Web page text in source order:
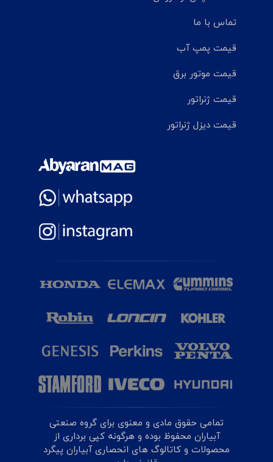
تماس با ما
قیمت پمپ آب
قیمت موتور برق
قیمت ژنراتور
قیمت دیزل ژنراتور
تمامی حقوق مادی و معنوی برای گروه صنعتی
آبیاران محفوظ بوده و هرگونه کپی برداری از
محصولات و کاتالوگ های انحصاری آبیاران پیگرد